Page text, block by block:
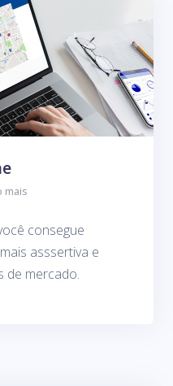
mais
consegue
asssertiva e
de mercado.